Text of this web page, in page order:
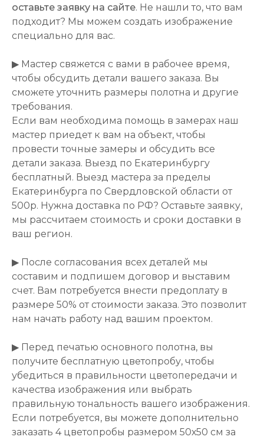
оставьте заявку на сайте. Не нашли то, что вам
подходит? Мы можем создать изображение
специально для вас.
▶ Мастер свяжется с вами в рабочее время,
чтобы обсудить детали вашего заказа. Вы
сможете уточнить размеры полотна и другие
требования.
Если вам необходима помощь в замерах наш
мастер приедет к вам на объект, чтобы
провести точные замеры и обсудить все
детали заказа. Выезд по Екатеринбургу
бесплатный. Выезд мастера за пределы
Екатеринбурга по Свердловской области от
500р. Нужна доставка по РФ? Оставьте заявку,
мы рассчитаем стоимость и сроки доставки в
ваш регион.
▶ После согласования всех деталей мы
составим и подпишем договор и выставим
счет. Вам потребуется внести предоплату в
размере 50% от стоимости заказа. Это позволит
нам начать работу над вашим проектом.
▶ Перед печатью основного полотна, вы
получите бесплатную цветопробу, чтобы
убедиться в правильности цветопередачи и
качества изображения или выбрать
правильную тональность вашего изображения.
Если потребуется, вы можете дополнительно
заказать 4 цветопробы размером 50х50 см за